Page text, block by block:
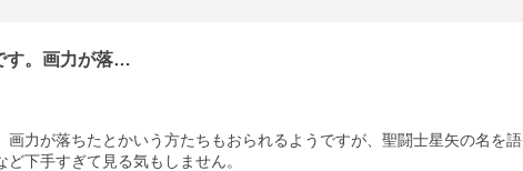
す。画力が落…
画力が落ちたとかいう方たちもおられるようですが、聖闘士星矢の名を語
下手すぎて見る気もしません。